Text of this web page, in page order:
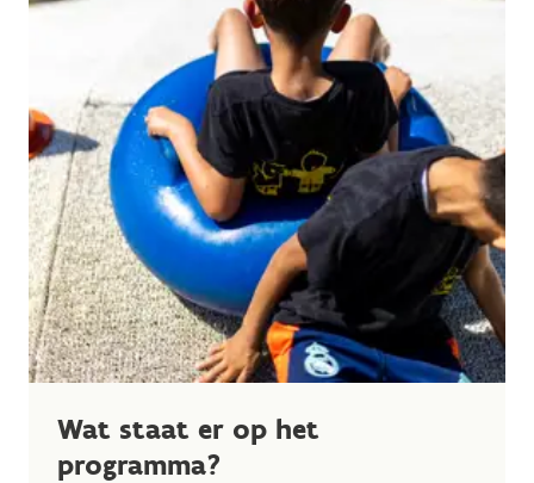
Wat staat er op het
programma?